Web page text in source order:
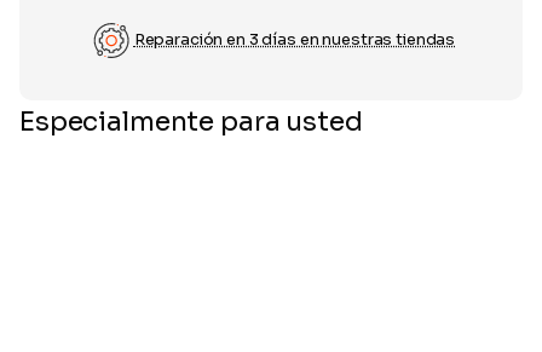
Reparación en 3 días en nuestras tiendas
Especialmente para usted